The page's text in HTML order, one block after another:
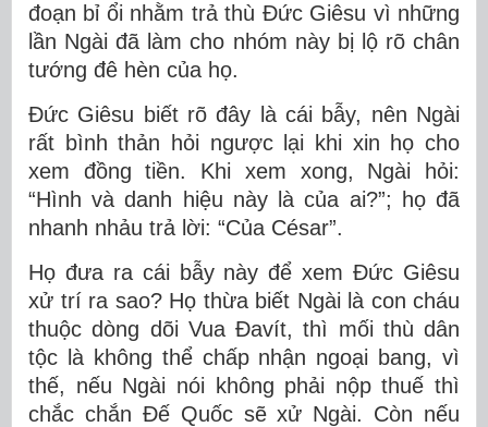
đoạn bỉ ổi nhằm trả thù Đức Giêsu vì những
lần Ngài đã làm cho nhóm này bị lộ rõ chân
tướng đê hèn của họ.
Đức Giêsu biết rõ đây là cái bẫy, nên Ngài
rất bình thản hỏi ngược lại khi xin họ cho
xem đồng tiền. Khi xem xong, Ngài hỏi:
“Hình và danh hiệu này là của ai?”; họ đã
nhanh nhảu trả lời: “Của César”.
Họ đưa ra cái bẫy này để xem Đức Giêsu
xử trí ra sao? Họ thừa biết Ngài là con cháu
thuộc dòng dõi Vua Đavít, thì mối thù dân
tộc là không thể chấp nhận ngoại bang, vì
thế, nếu Ngài nói không phải nộp thuế thì
chắc chắn Đế Quốc sẽ xử Ngài. Còn nếu